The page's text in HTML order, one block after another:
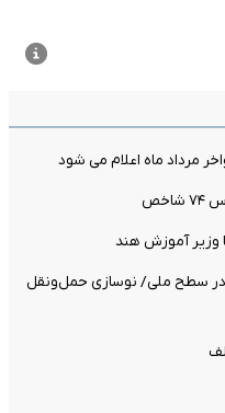
وزیر آموزش هند
در سطح ملی/ نوسازی حمل‌ونقل